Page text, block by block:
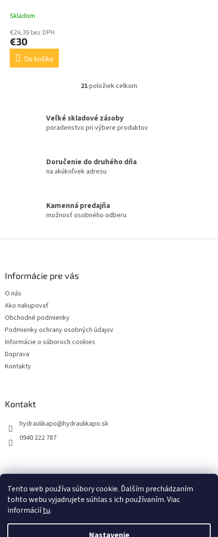
Tento web používa súbory cookie. Ďalším prechádzaním
tohto webu vyjadrujete súhlas s ich používaním. Viac
informáciítu.
Skladom
€24,39 bez DPH
€30
Do košíka
O
á
d
e
y
v
p
21položiek celkom
Veľké skladové zásoby
poradenstvo pri výbere produktov
Doručenie do druhého dňa
na akúkoľvek adresu
Kamenná predajňa
možnosť osobného odberu
Informácie pre vás
O nás
Ako nakupovať
Obchodné podmienky
Podmienky ochrany osobných údajov
Informácie o súboroch cookies
Doprava
Kontakty
Kontakt
hydraulikapo@hydraulikapo.sk
0940 222 787